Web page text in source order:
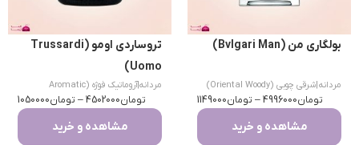
بولگاری من (Bvlgari Man)
مردانه|شرقی چوبی (Oriental Woody)
تومان4996000
– تومان1149000
مشاهده و خرید
تروساردی اومو (Trussardi
Uomo)
مردانه|
آروماتیک فوژه (Aromatic
Fougere)
تومان4502000
– تومان1050000
مشاهده و خرید